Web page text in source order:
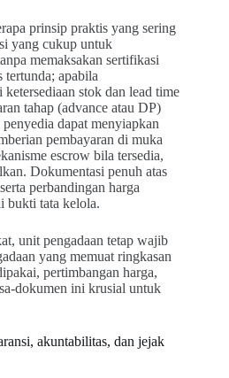
prinsip praktis yang sering
yang cukup untuk
memaksakan sertifikasi
tertunda; apabila
stok dan lead time
tahap (advance atau DP)
dapat menyiapkan
pembayaran di muka
escrow bila tersedia,
Dokumentasi penuh atas
perbandingan harga
bukti tata kelola.
unit pengadaan tetap wajib
yang memuat ringkasan
pertimbangan harga,
dokumen ini krusial untuk
akuntabilitas, dan jejak